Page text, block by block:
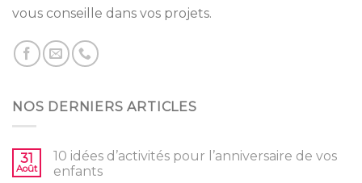
vous conseille dans vos projets.
NOS DERNIERS ARTICLES
31
Août
10 idées d’activités pour l’anniversaire de vos
enfants